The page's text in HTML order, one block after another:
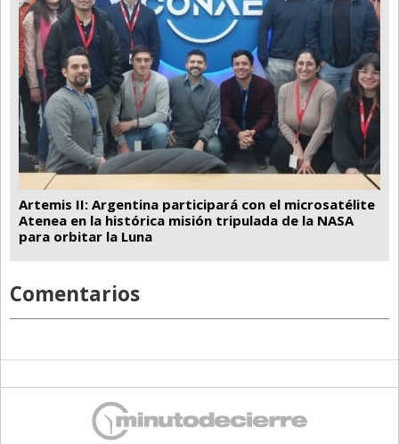
Artemis II: Argentina participará con el microsatélite
Atenea en la histórica misión tripulada de la NASA
para orbitar la Luna
Comentarios